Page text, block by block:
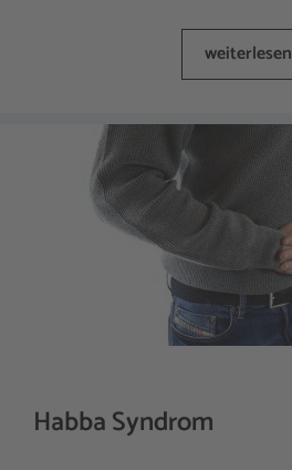
weiterlesen
Habba Syndrom